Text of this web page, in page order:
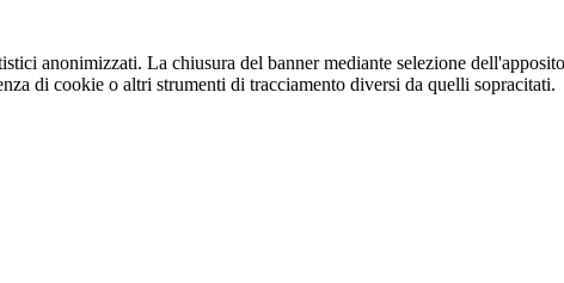
anonimizzati. La chiusura del banner mediante selezione
di cookie o altri strumenti di tracciamento diversi da quelli sopracitati.